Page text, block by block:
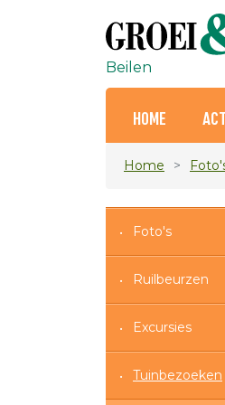
Beilen
HOME
Home
Foto's
Ruilbeurzen
Excursies
Tuinbezoeken